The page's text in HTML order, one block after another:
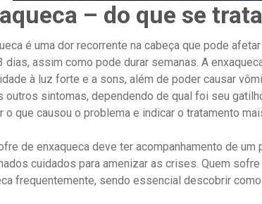
– do que se
é uma dor recorrente na cabeça que pode
dias, assim como pode durar semanas. A
à luz forte e a sons, além de poder causar
outros sintomas, dependendo de qual foi seu
o que causou o problema e indicar o tratamento
de enxaqueca deve ter acompanhamento de
cuidados para amenizar as crises. Quem
frequentemente, sendo essencial descobrir